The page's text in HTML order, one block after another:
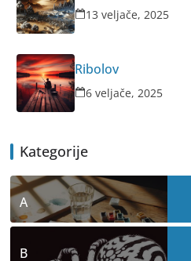
13 veljače, 2025
Ribolov
6 veljače, 2025
Kategorije
A
B